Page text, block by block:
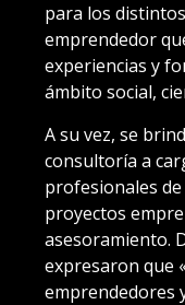
para los
emprendedor
experiencias y
ámbito social,
A su vez, se
consultoría a
profesionales
proyectos
asesoramiento.
expresaron que
emprendedores